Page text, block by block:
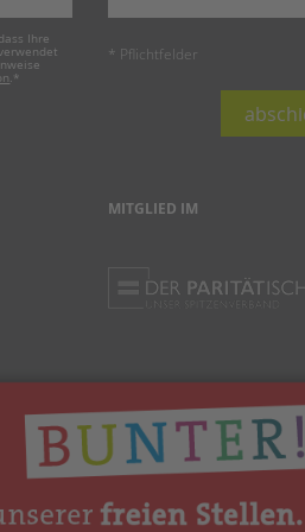
Ihre
*
* Pflichtfelder
MITGLIED IM
Ihnen gefällt, was Sie lesen?
Dann teilen Sie es mit anderen!